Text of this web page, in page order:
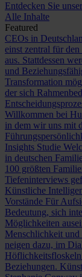
Entdecken Sie
Alle Inhalte
Featured
CEOs in
einst zentral für
aus. Stattdessen
und
Transformation
der sich
Willkommen bei
in dem wir uns mit
Insights Studie
in deutschen
100 größten
Tiefeninterviews
Künstliche
Vorstände Für
Bedeutung, sich
Möglichkeiten
Menschlichkeit und
neigen dazu, im
Höflichkeitsfloskeln
Beziehungen.